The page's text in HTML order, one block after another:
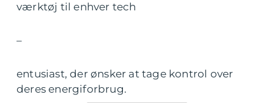
værktøj til enhver tech
–
entusiast, der ønsker at tage kontrol over
deres energiforbrug.